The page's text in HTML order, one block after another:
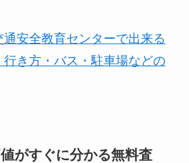
通安全教育センターで出来る
き方・バス・駐車場などの
がすぐに分かる無料査